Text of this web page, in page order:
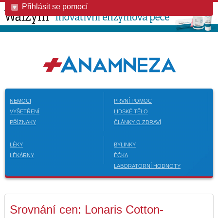
Přihlásit se pomocí
NEMOCI
VYŠETŘENÍ
PŘÍZNAKY
PRVNÍ POMOC
LIDSKÉ TĚLO
ČLÁNKY O ZDRAVÍ
LÉKY
LÉKÁRNY
BYLINKY
ÉČKA
LABORATORNÍ HODNOTY
Srovnání cen: Lonaris Cotton-